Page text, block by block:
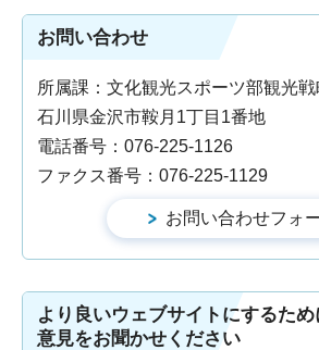
お問い合わせ
所属課：文化観光スポーツ部観光
石川県金沢市鞍月1丁目1番地
電話番号：076-225-1126
ファクス番号：076-225-1129
より良いウェブサイトにするた
意見をお聞かせください